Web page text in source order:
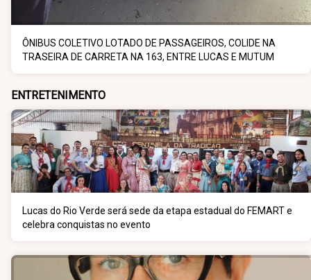
ÔNIBUS COLETIVO LOTADO DE PASSAGEIROS, COLIDE NA
TRASEIRA DE CARRETA NA 163, ENTRE LUCAS E MUTUM
ENTRETENIMENTO
Lucas do Rio Verde será sede da etapa estadual do FEMART e
celebra conquistas no evento